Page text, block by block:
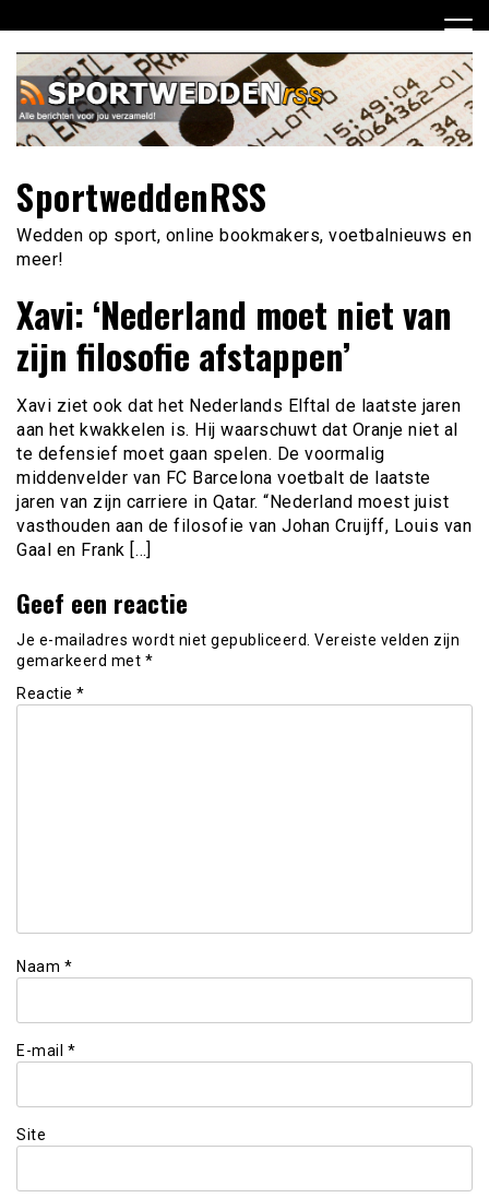
naar
inhoud
SportweddenRSS
Wedden op sport, online bookmakers, voetbalnieuws en
meer!
Xavi: ‘Nederland moet niet van
zijn filosofie afstappen’
Xavi ziet ook dat het Nederlands Elftal de laatste jaren
aan het kwakkelen is. Hij waarschuwt dat Oranje niet al
te defensief moet gaan spelen. De voormalig
middenvelder van FC Barcelona voetbalt de laatste
jaren van zijn carriere in Qatar. “Nederland moest juist
vasthouden aan de filosofie van Johan Cruijff, Louis van
Gaal en Frank […]
Geef een reactie
Je e-mailadres wordt niet gepubliceerd. Vereiste velden zijn
gemarkeerd met *
Reactie *
Naam *
E-mail *
Site